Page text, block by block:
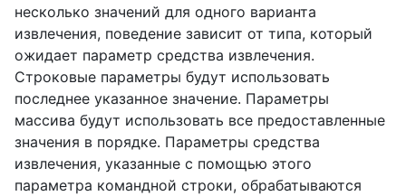
несколько значений для одного варианта
извлечения, поведение зависит от типа, который
ожидает параметр средства извлечения.
Строковые параметры будут использовать
последнее указанное значение. Параметры
массива будут использовать все предоставленные
значения в порядке. Параметры средства
извлечения, указанные с помощью этого
параметра командной строки, обрабатываются